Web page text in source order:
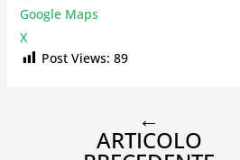
Google Maps
X
Post Views: 89
←
ARTICOLO